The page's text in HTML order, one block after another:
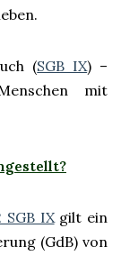
(SGB IX) –
mit
SGB IXgilt ein
(GdB) von